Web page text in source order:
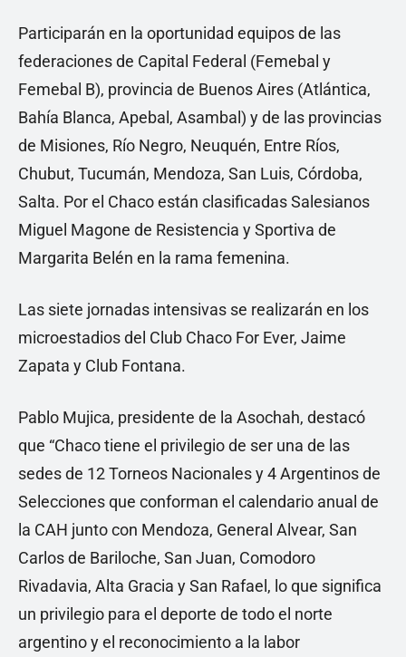
Participarán en la oportunidad equipos de las
federaciones de Capital Federal (Femebal y
Femebal B), provincia de Buenos Aires (Atlántica,
Bahía Blanca, Apebal, Asambal) y de las provincias
de Misiones, Río Negro, Neuquén, Entre Ríos,
Chubut, Tucumán, Mendoza, San Luis, Córdoba,
Salta. Por el Chaco están clasificadas Salesianos
Miguel Magone de Resistencia y Sportiva de
Margarita Belén en la rama femenina.
Las siete jornadas intensivas se realizarán en los
microestadios del Club Chaco For Ever, Jaime
Zapata y Club Fontana.
Pablo Mujica, presidente de la Asochah, destacó
que “Chaco tiene el privilegio de ser una de las
sedes de 12 Torneos Nacionales y 4 Argentinos de
Selecciones que conforman el calendario anual de
la CAH junto con Mendoza, General Alvear, San
Carlos de Bariloche, San Juan, Comodoro
Rivadavia, Alta Gracia y San Rafael, lo que significa
un privilegio para el deporte de todo el norte
argentino y el reconocimiento a la labor